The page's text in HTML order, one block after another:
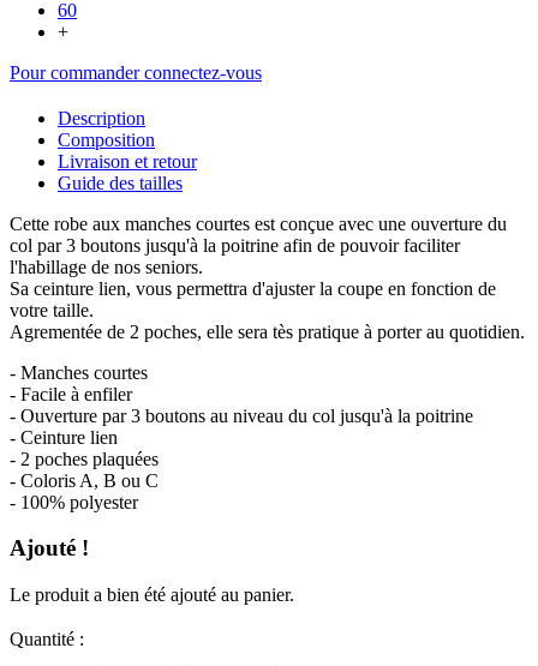
60
+
Pour commander connectez-vous
Description
Composition
Livraison et retour
Guide des tailles
Cette robe aux manches courtes est conçue avec une ouverture du
col par 3 boutons jusqu'à la poitrine afin de pouvoir faciliter
l'habillage de nos seniors.
Sa ceinture lien, vous permettra d'ajuster la coupe en fonction de
votre taille.
Agrementée de 2 poches, elle sera tès pratique à porter au quotidien.
- Manches courtes
- Facile à enfiler
- Ouverture par 3 boutons au niveau du col jusqu'à la poitrine
- Ceinture lien
- 2 poches plaquées
- Coloris A, B ou C
- 100% polyester
Ajouté !
Le produit a bien été ajouté au panier.
Quantité :